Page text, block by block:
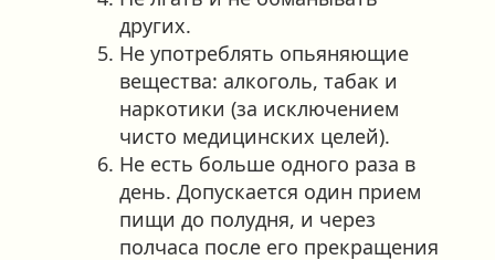
других.
Не употреблять опьяняющие
вещества: алкоголь, табак и
наркотики (за исключением
чисто медицинских целей).
Не есть больше одного раза в
день. Допускается один прием
пищи до полудня, и через
полчаса после его прекращения